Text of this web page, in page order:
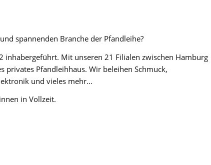
spannenden Branche der Pfandleihe?
inhabergeführt. Mit unseren 21 Filialen zwischen Hamburg
Pfandleihhaus. Wir beleihen Schmuck,
und vieles mehr…
in Vollzeit.